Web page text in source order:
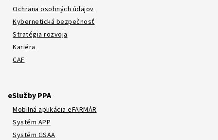
Ochrana osobných údajov
Kybernetická bezpečnosť
Stratégia rozvoja
Kariéra
CAF
eSlužby PPA
Mobilná aplikácia eFARMÁR
Systém APP
Systém GSAA